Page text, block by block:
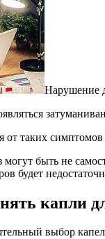
Нарушение
от таких
могут быть не
будет
капли
выбор